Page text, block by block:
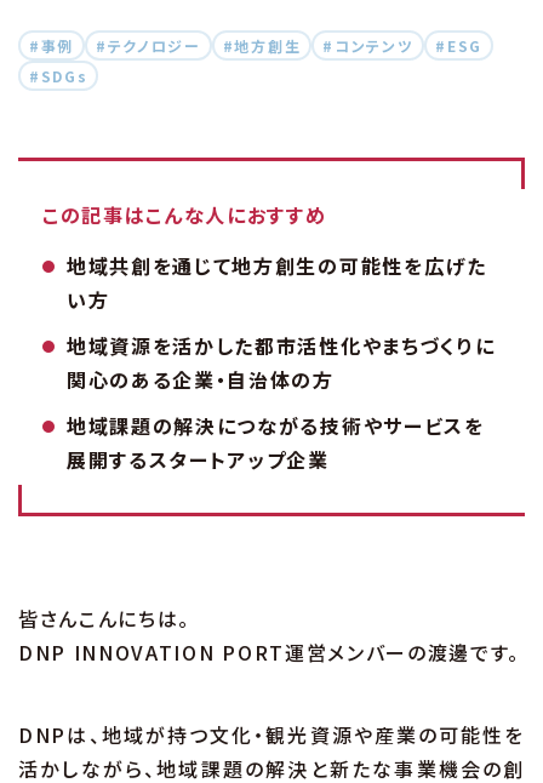
#事例 #テクノロジー #地方創生 #コンテンツ
#ESG
#SDGs
この記事はこんな人におすすめ
地域共創を通じて地方創生の可能性を広げた
い方
地域資源を活かした都市活性化やまちづくりに
関心のある企業・自治体の方
地域課題の解決につながる技術やサービスを
展開するスタートアップ企業
皆さんこんにちは。
DNP INNOVATION PORT運営メンバーの渡邊です。
DNPは、地域が持つ文化・観光資源や産業の可能性を
活かしながら、地域課題の解決と新たな事業機会の創